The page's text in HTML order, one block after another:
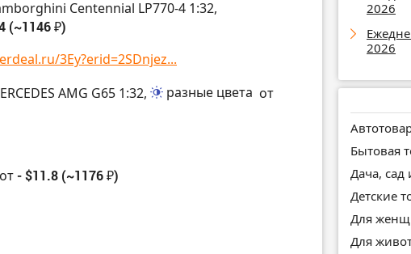
Centennial LP770-4 1:32,
(~1146 ₽)
3Ey?erid=2SDnjez...
AMG G65 1:32,
разные цвета от
от- $11.8 (~1176 ₽)
2026
2026
Бытовая
Дача, сад
Детские
Для
Для